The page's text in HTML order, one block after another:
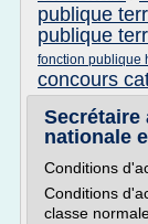
publique
publique
fonction publique
concours
Secrétaire
nationale
Conditions
Conditions
classe